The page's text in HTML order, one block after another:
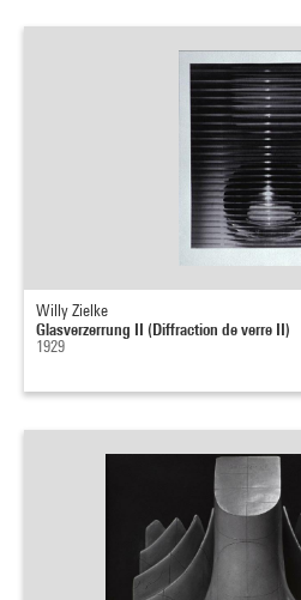
Willy Zielke
Glasverzerrung II (Diffraction de verre II)
1929